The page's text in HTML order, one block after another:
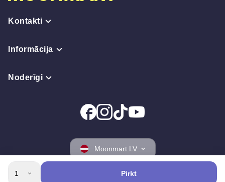
1 Pirkt
Kontakti
Informācija
Noderīgi
Moonmart LV